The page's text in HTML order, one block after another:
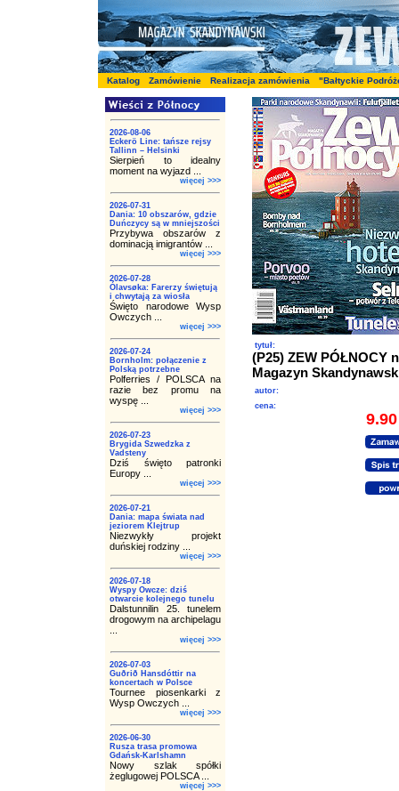
Katalog Zamówienie Realizacja zamówienia "Bałtyckie
2026-08-06
Eckerö Line: tańsze rejsy
Tallinn – Helsinki
Sierpień to idealny
moment na wyjazd ...
więcej >>>
2026-07-31
Dania: 10 obszarów, gdzie
Duńczycy są w mniejszości
Przybywa obszarów z
dominacją imigrantów ...
więcej >>>
2026-07-28
Ólavsøka: Farerzy świętują
i chwytają za wiosła
Święto narodowe Wysp
Owczych ...
więcej >>>
2026-07-24
Bornholm: połączenie z
Polską potrzebne
Polferries / POLSCA na
razie bez promu na
wyspę ...
więcej >>>
2026-07-23
Brygida Szwedzka z
Vadsteny
Dziś święto patronki
Europy ...
więcej >>>
2026-07-21
Dania: mapa świata nad
jeziorem Klejtrup
Niezwykły projekt
duńskiej rodziny ...
więcej >>>
2026-07-18
Wyspy Owcze: dziś
otwarcie kolejnego tunelu
Dalstunnilin 25. tunelem
drogowym na archipelagu
więcej >>>
2026-07-03
Guðrið Hansdóttir na
koncertach w Polsce
Tournee piosenkarki z
Wysp Owczych ...
więcej >>>
2026-06-30
Rusza trasa promowa
Gdańsk-Karlshamn
Nowy szlak spółki
żeglugowej POLSCA ...
więcej >>>
tytuł:
(P25) ZEW PÓŁNOCY
Magazyn
autor:
cena: